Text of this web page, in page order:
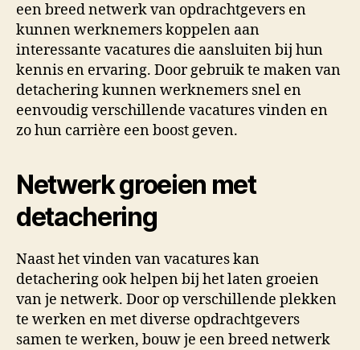
een breed netwerk van opdrachtgevers en
kunnen werknemers koppelen aan
interessante vacatures die aansluiten bij hun
kennis en ervaring. Door gebruik te maken van
detachering kunnen werknemers snel en
eenvoudig verschillende vacatures vinden en
zo hun carrière een boost geven.
Netwerk groeien met
detachering
Naast het vinden van vacatures kan
detachering ook helpen bij het laten groeien
van je netwerk. Door op verschillende plekken
te werken en met diverse opdrachtgevers
samen te werken, bouw je een breed netwerk